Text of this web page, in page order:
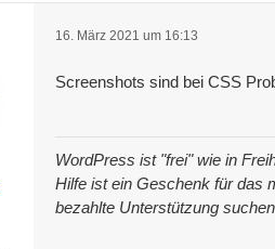
16. März 2021 um 16:13
Screenshots sind bei CSS
WordPress ist "frei" wie in
Hilfe ist ein Geschenk für das
bezahlte Unterstützung